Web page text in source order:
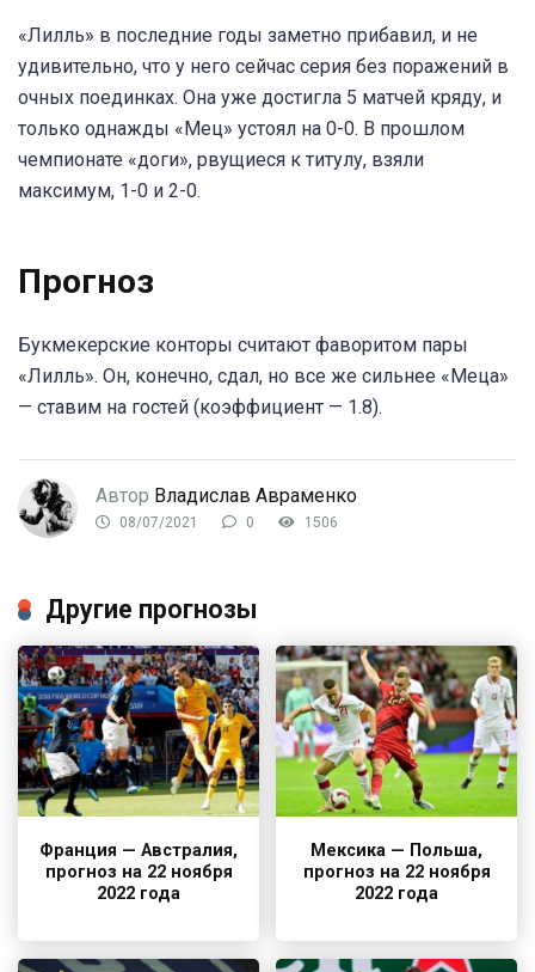
«Лилль» в последние годы заметно прибавил, и не
удивительно, что у него сейчас серия без поражений в
очных поединках. Она уже достигла 5 матчей кряду, и
только однажды «Мец» устоял на 0-0. В прошлом
чемпионате «доги», рвущиеся к титулу, взяли
максимум, 1-0 и 2-0.
Прогноз
Букмекерские конторы считают фаворитом пары
«Лилль». Он, конечно, сдал, но все же сильнее «Меца»
— ставим на гостей (коэффициент — 1.8).
Автор Владислав Авраменко
08/07/2021 0 1506
Другие прогнозы
Франция — Австралия,
прогноз на 22 ноября
2022 года
Мексика — Польша,
прогноз на 22 ноября
2022 года